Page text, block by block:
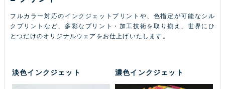
フルカラー対応のインクジェットプリントや、色指定が可能なシル
クプリントなど、多彩なプリント・加工技術を取り揃え、世界にひ
とつだけのオリジナルウェアをお仕上げいたします。
淡色インクジェット 濃色インクジェット